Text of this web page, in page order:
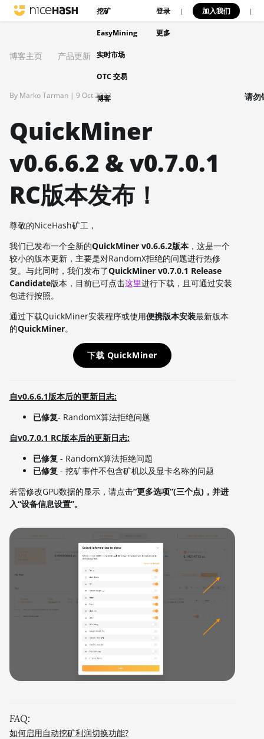
挖矿
EasyMining
实时市场
OTC 交易
博客
登录 | 加入我们 |
更多
博客主页 产品更新
By Marko Tarman | 9 Oct 2023
QuickMiner
v0.6.6.2 & v0.7.0.1
RC版本发布！
尊敬的NiceHash矿工，
我们已发布一个全新的QuickMiner v0.6.6.2版本 ，这是一个
较小的版本更新，主要是对RandomX拒绝的问题进行热修
复。与此同时，我们发布了QuickMiner v0.7.0.1 Release
Candidate版本，目前已可点击这里进行下载，且可通过安装
包进行按照。
通过下载QuickMiner安装程序或使用便携版本安装最新版本
的QuickMiner。
下载 QuickMiner
自v0.6.6.1版本后的更新日志:
已修复- RandomX算法拒绝问题
自v0.7.0.1 RC版本后的更新日志:
已修复 - RandomX算法拒绝问题
已修复 - 挖矿事件不包含矿机以及显卡名称的问题
若需修改GPU数据的显示，请点击“更多选项”(三个点)，并进
入“设备信息设置”。
FAQ:
如何启用自动挖矿利润切换功能?
请勿